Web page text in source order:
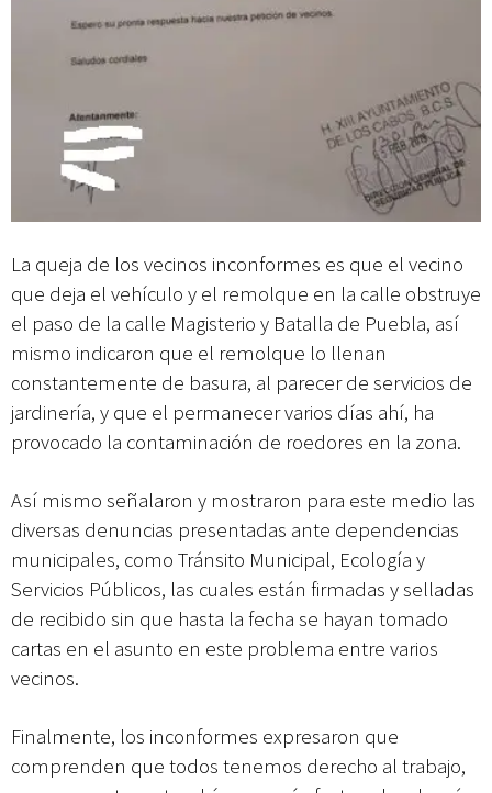
La queja de los vecinos inconformes es que el vecino
que deja el vehículo y el remolque en la calle obstruye
el paso de la calle Magisterio y Batalla de Puebla, así
mismo indicaron que el remolque lo llenan
constantemente de basura, al parecer de servicios de
jardinería, y que el permanecer varios días ahí, ha
provocado la contaminación de roedores en la zona.
Así mismo señalaron y mostraron para este medio las
diversas denuncias presentadas ante dependencias
municipales, como Tránsito Municipal, Ecología y
Servicios Públicos, las cuales están firmadas y selladas
de recibido sin que hasta la fecha se hayan tomado
cartas en el asunto en este problema entre varios
vecinos.
Finalmente, los inconformes expresaron que
comprenden que todos tenemos derecho al trabajo,